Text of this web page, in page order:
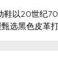
鞋以20世纪
选黑色皮革